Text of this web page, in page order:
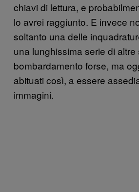
chiavi di lettura, e
lo avrei raggiunto. E invece
soltanto una delle
una lunghissima serie di
bombardamento forse, ma
abituati così, a essere
immagini.